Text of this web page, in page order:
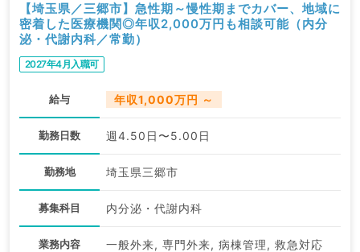
【埼玉県／三郷市】急性期～慢性期までカバー、地域に
密着した医療機関◎年収2,000万円も相談可能（内分
泌・代謝内科／常勤）
2027年4月入職可
給与 年収1,000万円 ～
勤務日数 週4.50日〜5.00日
勤務地 埼玉県三郷市
募集科目 内分泌・代謝内科
業務内容 一般外来, 専門外来, 病棟管理, 救急対応